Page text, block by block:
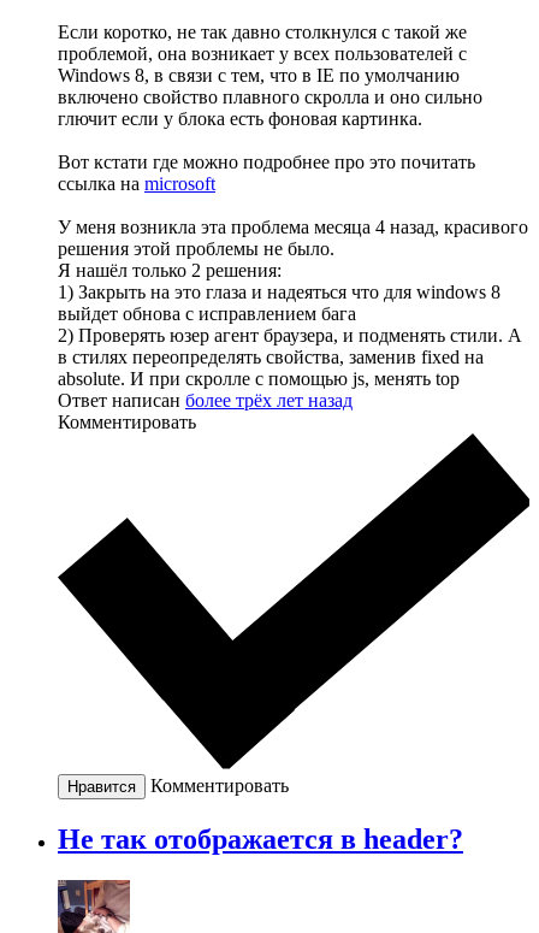
Если коротко, не так давно столкнулся с такой же
проблемой, она возникает у всех пользователей с
Windows 8, в связи с тем, что в IE по умолчанию
включено свойство плавного скролла и оно сильно
глючит если у блока есть фоновая картинка.
Вот кстати где можно подробнее про это почитать
ссылка на microsoft
У меня возникла эта проблема месяца 4 назад, красивого
решения этой проблемы не было.
Я нашёл только 2 решения:
1) Закрыть на это глаза и надеяться что для windows 8
выйдет обнова с исправлением бага
2) Проверять юзер агент браузера, и подменять стили. А
в стилях переопределять свойства, заменив fixed на
absolute. И при скролле с помощью js, менять top
Ответ написан более трёх лет назад
Комментировать
Нравится Комментировать
Не так отображается в header?